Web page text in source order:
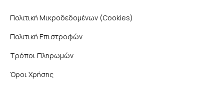
Πολιτική Μικροδεδομένων (Cookies)
Πολιτική Επιστροφών
Τρόποι Πληρωμών
Όροι Χρήσης